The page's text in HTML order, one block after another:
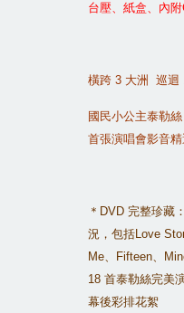
台壓、紙盒、內附
橫跨 3 大洲 巡迴
國民小公主泰勒絲
首張演唱會影音精
＊ DVD 完整珍藏：
況，包括Love
Me、 Fifteen、
18 首泰勒絲完美
幕後彩排花絮